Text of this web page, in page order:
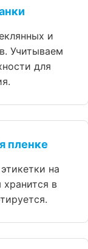
и
Учитываем
для
пленке
на
хранится в